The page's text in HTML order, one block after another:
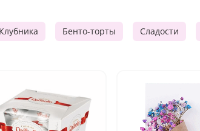
Клубника Бенто-торты Сладости